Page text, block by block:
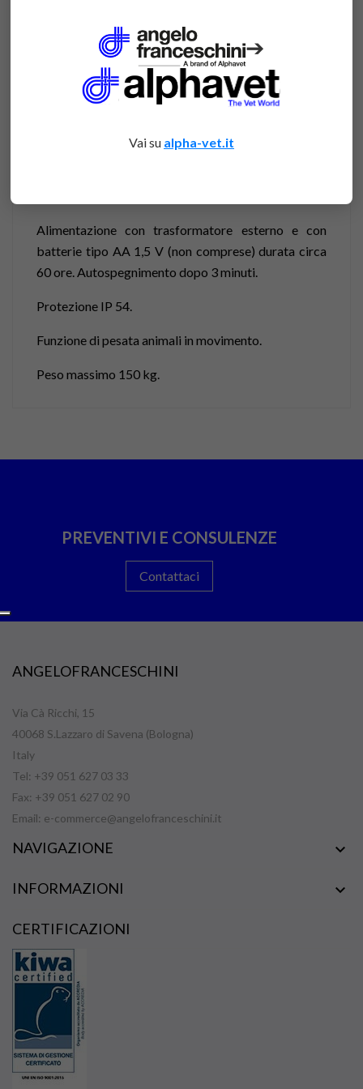
DETTAGLI
Bilance per uso veterinario.
Display LCD di grandi dimensioni con cifre di altezza
liberamente grazie al cavo spiralato (lunghezza
Alimentazione con trasformatore esterno e con
batterie tipo AA 1,5 V (non comprese) durata circa
60 ore. Autospegnimento dopo 3 minuti.
Protezione IP 54.
Funzione di pesata animali in movimento.
Peso massimo 150 kg.
PREVENTIVI E CONSULENZE
Contattaci
ANGELOFRANCESCHINI
Via Cà Ricchi, 15
40068 S.Lazzaro di Savena (Bologna)
Italy
Tel: +39 051 627 03 33
Fax: +39 051 627 02 90
Email: e-commerce@angelofranceschini.it
NAVIGAZIONE 
INFORMAZIONI 
CERTIFICAZIONI
➔
Vai su alpha-vet.it